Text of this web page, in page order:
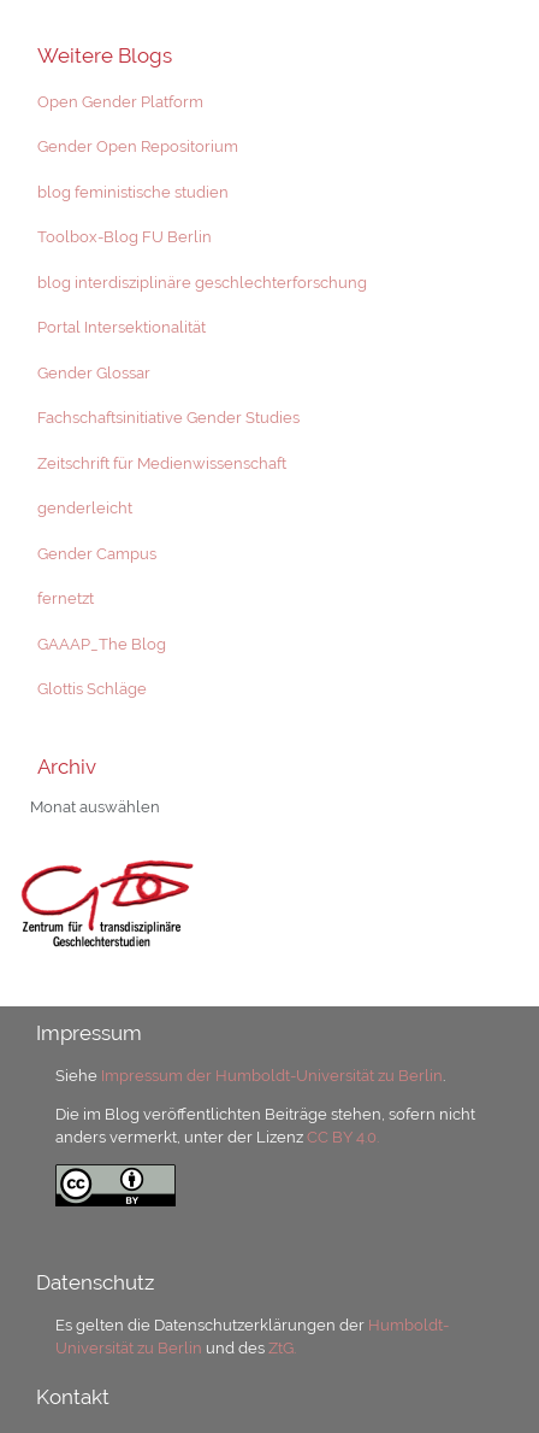
Weitere Blogs
Open Gender Platform
Gender Open Repositorium
blog feministische studien
Toolbox-Blog FU Berlin
blog interdisziplinäre geschlechterforschung
Portal Intersektionalität
Gender Glossar
Fachschaftsinitiative Gender Studies
Zeitschrift für Medienwissenschaft
genderleicht
Gender Campus
fernetzt
GAAAP_The Blog
Glottis Schläge
Archiv
Archiv
Impressum
Siehe Impressum der Humboldt-Universität zu Berlin
Die im Blog veröffentlichten Beiträge stehen, sofern nicht
anders vermerkt, unter der LizenzCC BY 4.0.
Datenschutz
Es gelten die Datenschutzerklärungen der Humboldt-
Universität zu Berlin und desZtG.
Kontakt